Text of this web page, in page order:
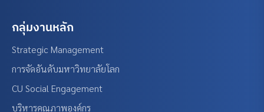
กลุ่มงานหลัก
Strategic Management
การจัดอันดับมหาวิทยาลัยโลก
CU Social Engagement
บริหารคุณภาพองค์กร